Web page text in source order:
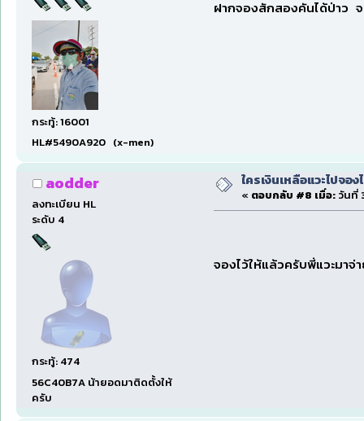
กระทู้: 16001
HL#5490A920 (x-men)
ฝากจองสักสองคันได้ป่าว จ
aodder
ลงทะเบียน HL
ระดับ 4
กระทู้: 474
56C40B7A น้ายอดมาติดตั้งให้
ครับ
ใครเงินเหลือแวะไปจอ
« ตอบกลับ #8 เมื่อ:วันที่
จองไว้ให้แล้วครับพี่แวะมา